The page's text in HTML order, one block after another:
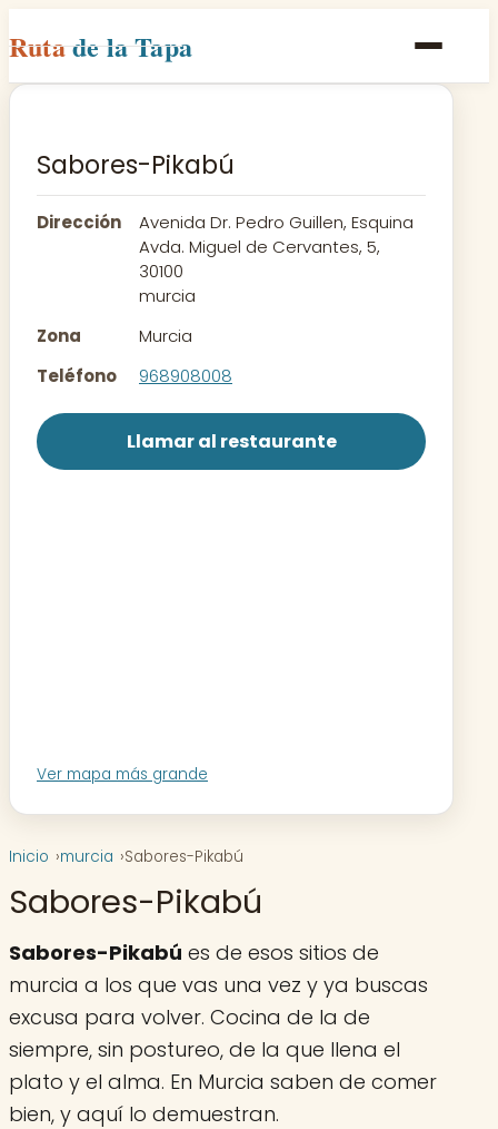
Rutade la Tapa
Inicio
Rutas
Sabores-Pikabú
Dirección
Avenida Dr. Pedro Guillen, Esquina
Avda. Miguel de Cervantes, 5,
30100
murcia
Zona
Murcia
Teléfono
968908008
Llamar al restaurante
Ver mapa más grande
Inicio murcia Sabores-Pikabú
Sabores-Pikabú
Sabores-Pikabú es de esos sitios de
murcia a los que vas una vez y ya buscas
excusa para volver. Cocina de la de
siempre, sin postureo, de la que llena el
plato y el alma. En Murcia saben de comer
bien, y aquí lo demuestran.